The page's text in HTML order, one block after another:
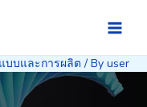
Main
บบและการผลิต / By user